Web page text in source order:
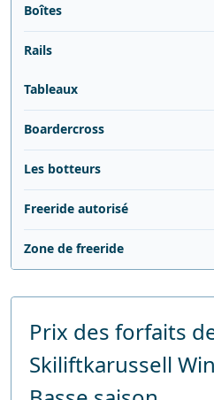
Boîtes
Rails
Tableaux
Boardercross
Les botteurs
Freeride autorisé
Zone de freeride
Prix des forfaits
Skiliftkarussell